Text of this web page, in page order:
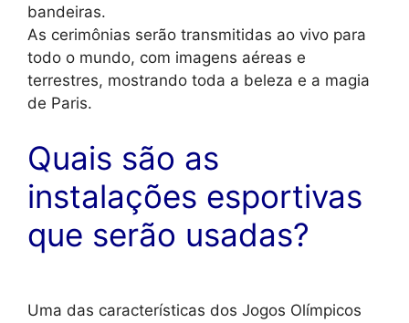
bandeiras.
As cerimônias serão transmitidas ao vivo para
todo o mundo, com imagens aéreas e
terrestres, mostrando toda a beleza e a magia
de Paris.
Quais são as
instalações esportivas
que serão usadas?
Uma das características dos Jogos Olímpicos